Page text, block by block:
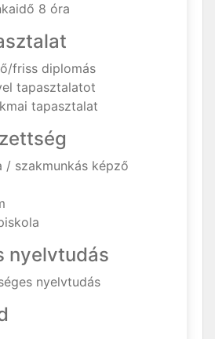
8 óra
friss diplomás
tapasztalatot
tapasztalat
/ szakmunkás képző
nyelvtudás
nyelvtudás